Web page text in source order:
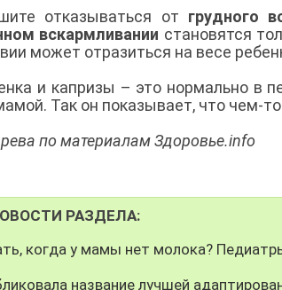
отказываться от грудного
вскармливании становятся
может отразиться на весе
и капризы – это нормально в
Так он показывает, что чем-
по материалам Здоровье.info
РАЗДЕЛА:
когда у мамы нет молока?
название лучшей